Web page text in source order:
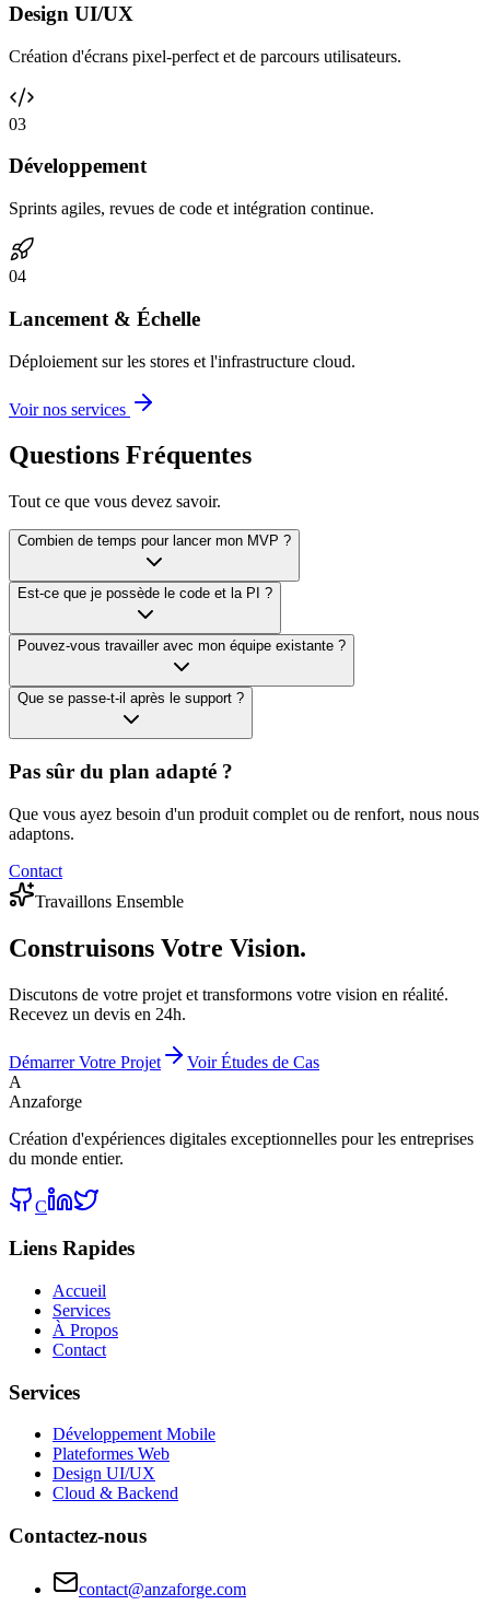
Design UI/UX
Création d'écrans pixel-perfect et de parcours utilisateurs.
03
Développement
Sprints agiles, revues de code et intégration continue.
04
Lancement & Échelle
Déploiement sur les stores et l'infrastructure cloud.
Voir nos services
Questions Fréquentes
Tout ce que vous devez savoir.
Combien de temps pour lancer mon MVP ?
Est-ce que je possède le code et la PI ?
Pouvez-vous travailler avec mon équipe existante ?
Que se passe-t-il après le support ?
Pas sûr du plan adapté ?
Que vous ayez besoin d'un produit complet ou de renfort, nous nous
adaptons.
Contact
Travaillons Ensemble
Construisons Votre Vision.
Discutons de votre projet et transformons votre vision en réalité.
Recevez un devis en 24h.
Démarrer Votre Projet
Voir Études de Cas
A
Anzaforge
Création d'expériences digitales exceptionnelles pour les entreprises
du monde entier.
C
Liens Rapides
Accueil
Services
À Propos
Contact
Services
Développement Mobile
Plateformes Web
Design UI/UX
Cloud & Backend
Contactez-nous
contact@anzaforge.com